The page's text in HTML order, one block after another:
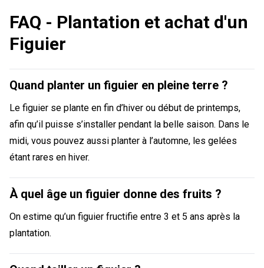
FAQ - Plantation et achat d'un
Figuier
Quand planter un figuier en pleine terre ?
Le figuier se plante en fin d’hiver ou début de printemps,
afin qu’il puisse s’installer pendant la belle saison. Dans le
midi, vous pouvez aussi planter à l’automne, les gelées
étant rares en hiver.
À quel âge un figuier donne des fruits ?
On estime qu’un figuier fructifie entre 3 et 5 ans après la
plantation.